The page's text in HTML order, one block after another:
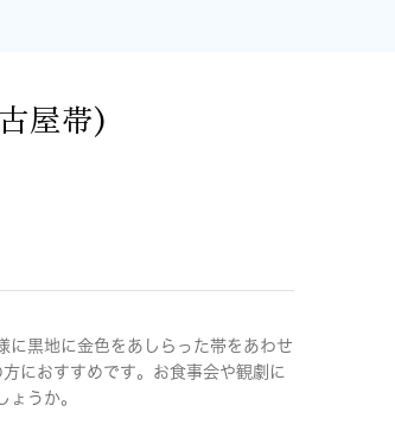
屋帯)
に黒地に金色をあしらった帯をあわせ
におすすめです。お食事会や観劇に
ょうか。